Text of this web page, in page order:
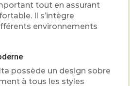
tout en assurant
Il s’intègre
environnements
possède un design sobre
à tous les styles